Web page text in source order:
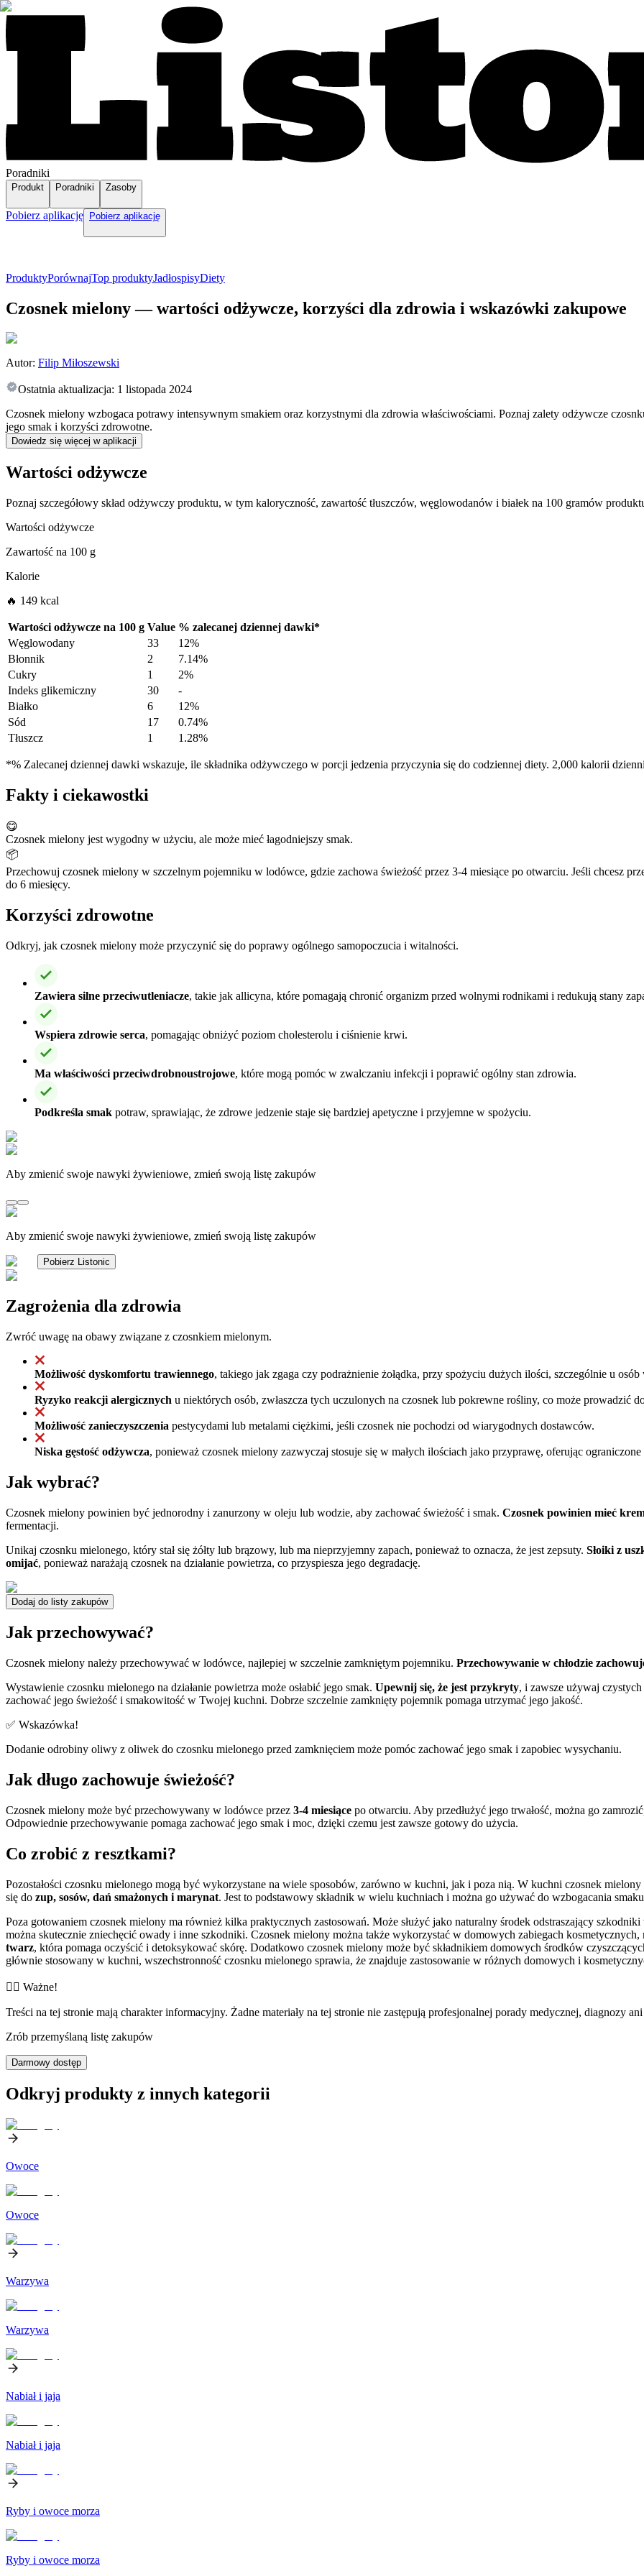
Poradniki
Produkt Poradniki Zasoby
Pobierz aplikację Pobierz aplikację
ProduktyPorównajTop produktyJadłospisyDiety
Czosnek mielony — wartości odżywcze, korzyści dla zdrowia i wskazówki zakupowe
Autor: Filip Miłoszewski
Ostatnia aktualizacja: 1 listopada 2024
Czosnek mielony wzbogaca potrawy intensywnym smakiem oraz korzystnymi dla zdrowia właściwościami. Poznaj zalety odżywcze
jego smak i korzyści zdrowotne.
Dowiedz się więcej w aplikacji
Wartości odżywcze
Poznaj szczegółowy skład odżywczy produktu, w tym kaloryczność, zawartość tłuszczów, węglowodanów i białek na 100 gramów
Wartości odżywcze
Zawartość na 100 g
Kalorie
🔥 149 kcal
Wartości odżywcze na 100 g Value % zalecanej dziennej dawki*
Węglowodany
33
12%
Błonnik
2
7.14%
Cukry
1
2%
Indeks glikemiczny
30
-
Białko
6
12%
Sód
17
0.74%
Tłuszcz
1 1.28%
*% Zalecanej dziennej dawki wskazuje, ile składnika odżywczego w porcji jedzenia przyczynia się do codziennej diety. 2,000 kalorii
Fakty i ciekawostki
😋
Czosnek mielony jest wygodny w użyciu, ale może mieć łagodniejszy smak.
📦
Przechowuj czosnek mielony w szczelnym pojemniku w lodówce, gdzie zachowa świeżość przez 3-4 miesiące po otwarciu. Jeśli chcesz
do 6 miesięcy.
Korzyści zdrowotne
Odkryj, jak czosnek mielony może przyczynić się do poprawy ogólnego samopoczucia i witalności.
Zawiera silne przeciwutleniacze, takie jak allicyna, które pomagają chronić organizm przed wolnymi rodnikami i redukują stany
Wspiera zdrowie serca, pomagając obniżyć poziom cholesterolu i ciśnienie krwi.
Ma właściwości przeciwdrobnoustrojowe, które mogą pomóc w zwalczaniu infekcji i poprawić ogólny stan zdrowia.
Podkreśla smak potraw, sprawiając, że zdrowe jedzenie staje się bardziej apetyczne i przyjemne w spożyciu.
Aby zmienić swoje nawyki żywieniowe, zmień swoją listę zakupów
Aby zmienić swoje nawyki żywieniowe, zmień swoją listę zakupów
Pobierz Listonic
Zagrożenia dla zdrowia
Zwróć uwagę na obawy związane z czosnkiem mielonym.
Możliwość dyskomfortu trawiennego, takiego jak zgaga czy podrażnienie żołądka, przy spożyciu dużych ilości, szczególnie u
Ryzyko reakcji alergicznych u niektórych osób, zwłaszcza tych uczulonych na czosnek lub pokrewne rośliny, co może prowadzić
Możliwość zanieczyszczenia pestycydami lub metalami ciężkimi, jeśli czosnek nie pochodzi od wiarygodnych dostawców.
Niska gęstość odżywcza, ponieważ czosnek mielony zazwyczaj stosuje się w małych ilościach jako przyprawę, oferując
Jak wybrać?
Czosnek mielony powinien być jednorodny i zanurzony w oleju lub wodzie, aby zachować świeżość i smak. Czosnek powinien mieć
fermentacji.
Unikaj czosnku mielonego, który stał się żółty lub brązowy, lub ma nieprzyjemny zapach, ponieważ to oznacza, że jest zepsuty. Słoiki z
omijać, ponieważ narażają czosnek na działanie powietrza, co przyspiesza jego degradację.
Dodaj do listy zakupów
Jak przechowywać?
Czosnek mielony należy przechowywać w lodówce, najlepiej w szczelnie zamkniętym pojemniku. Przechowywanie w chłodzie
Wystawienie czosnku mielonego na działanie powietrza może osłabić jego smak. Upewnij się, że jest przykryty, i zawsze używaj
zachować jego świeżość i smakowitość w Twojej kuchni. Dobrze szczelnie zamknięty pojemnik pomaga utrzymać jego jakość.
✅ Wskazówka!
Dodanie odrobiny oliwy z oliwek do czosnku mielonego przed zamknięciem może pomóc zachować jego smak i zapobiec wysychaniu.
Jak długo zachowuje świeżość?
Czosnek mielony może być przechowywany w lodówce przez 3-4 miesiące po otwarciu. Aby przedłużyć jego trwałość, można go
Odpowiednie przechowywanie pomaga zachować jego smak i moc, dzięki czemu jest zawsze gotowy do użycia.
Co zrobić z resztkami?
Pozostałości czosnku mielonego mogą być wykorzystane na wiele sposobów, zarówno w kuchni, jak i poza nią. W kuchni czosnek
się do zup, sosów, dań smażonych i marynat. Jest to podstawowy składnik w wielu kuchniach i można go używać do wzbogacania
Poza gotowaniem czosnek mielony ma również kilka praktycznych zastosowań. Może służyć jako naturalny środek odstraszający
można skutecznie zniechęcić owady i inne szkodniki. Czosnek mielony można także wykorzystać w domowych zabiegach kosmetycznych,
twarz, która pomaga oczyścić i detoksykować skórę. Dodatkowo czosnek mielony może być składnikiem domowych środków
głównie stosowany w kuchni, wszechstronność czosnku mielonego sprawia, że znajduje zastosowanie w różnych domowych i
👨‍⚕️️ Ważne!
Treści na tej stronie mają charakter informacyjny. Żadne materiały na tej stronie nie zastępują profesjonalnej porady medycznej, diagnozy
Zrób przemyślaną listę zakupów
Darmowy dostęp
Odkryj produkty z innych kategorii
Owoce
Owoce
Warzywa
Warzywa
Nabiał i jaja
Nabiał i jaja
Ryby i owoce morza
Ryby i owoce morza